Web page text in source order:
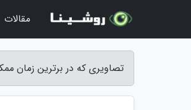
تصاویری که در برترین زمان
مقالات